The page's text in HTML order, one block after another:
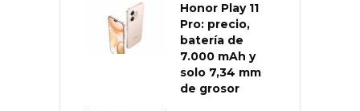
Honor Play 11
Pro: precio,
batería de
7.000 mAh y
solo 7,34 mm
de grosor